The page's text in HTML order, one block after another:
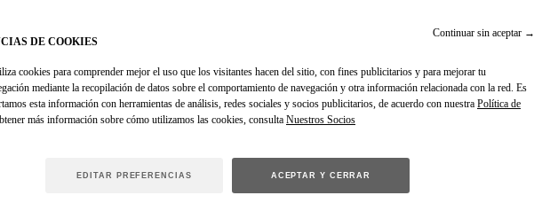
Continuar sin aceptar →
DE COOKIES
cookies para comprender mejor el uso que los visitantes hacen del sitio, con fines publicitarios y para mejorar tu
mediante la recopilación de datos sobre el comportamiento de navegación y otra información relacionada con la red. Es
esta información con herramientas de análisis, redes sociales y socios publicitarios, de acuerdo con nuestra Política de
más información sobre cómo utilizamos las cookies, consulta
EDITAR PREFERENCIAS ACEPTAR Y CERRAR